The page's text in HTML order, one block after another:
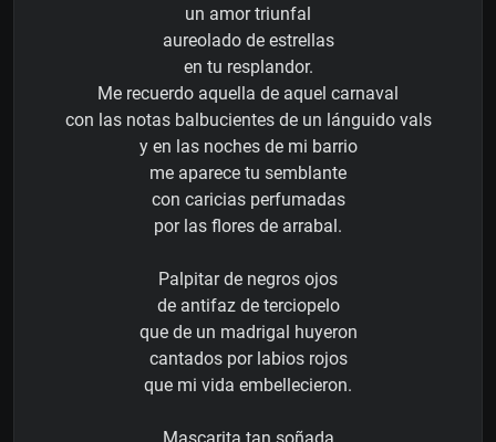
un amor triunfal
aureolado de estrellas
en tu resplandor.
Me recuerdo aquella de aquel carnaval
con las notas balbucientes de un lánguido vals
y en las noches de mi barrio
me aparece tu semblante
con caricias perfumadas
por las flores de arrabal.
Palpitar de negros ojos
de antifaz de terciopelo
que de un madrigal huyeron
cantados por labios rojos
que mi vida embellecieron.